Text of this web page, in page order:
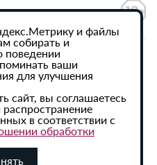
персональных данных
сайта активная
обязательна.
и файлы
собирать и
поведении
ваши
для улучшения
сайт, вы соглашаетесь
в соответствии с
обработки